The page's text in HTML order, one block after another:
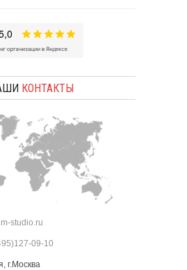
КОНТАКТЫ
studio.ru
09-10
г.Москва